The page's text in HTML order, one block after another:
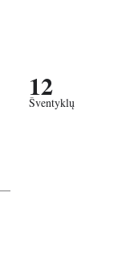
12
Šventyklų